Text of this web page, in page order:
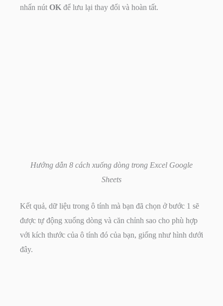
nhấn nútOKđể lưu lại thay đổi và hoàn tất.
Hướng dẫn 8 cách xuống dòng trong Excel Google
Sheets
Kết quả, dữ liệu trong ô tính mà bạn đã chọn ở bước 1 sẽ
được tự động xuống dòng và căn chỉnh sao cho phù hợp
với kích thước của ô tính đó của bạn, giống như hình dưới
đây.